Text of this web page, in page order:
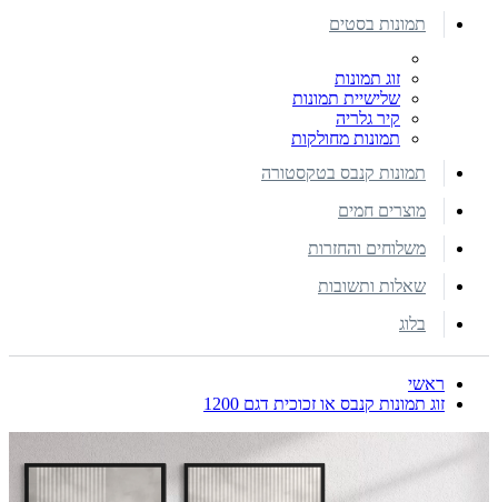
תמונות בסטים
זוג תמונות
שלישיית תמונות
קיר גלריה
תמונות מחולקות
תמונות קנבס בטקסטורה
מוצרים חמים
משלוחים והחזרות
שאלות ותשובות
בלוג
ראשי
זוג תמונות קנבס או זכוכית דגם 1200